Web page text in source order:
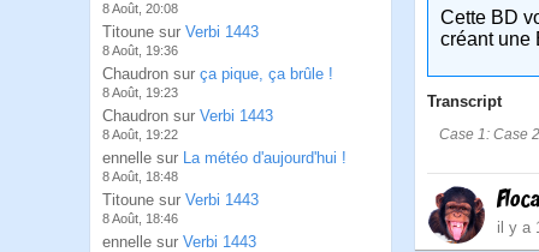
8 Août, 20:08
Titoune sur Verbi 1443
8 Août, 19:36
Chaudron sur ça pique, ça brûle !
8 Août, 19:23
Chaudron sur Verbi 1443
8 Août, 19:22
ennelle sur La météo d'aujourd'hui !
8 Août, 18:48
Titoune sur Verbi 1443
8 Août, 18:46
ennelle sur Verbi 1443
Cette BD
créant une
Transcript
Case 1: Case
il y a